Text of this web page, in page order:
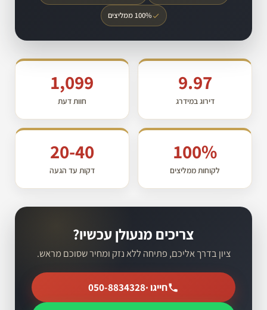
100% ממליצים
9.97
דירוג במידרג
1,099
חוות דעת
100%
לקוחות ממליצים
20-40
דקות עד הגעה
צריכים מנעולן עכשיו?
ציון בדרך אליכם, פתיחה ללא נזק ומחיר שסוכם מראש.
חייגו ·050-8834328